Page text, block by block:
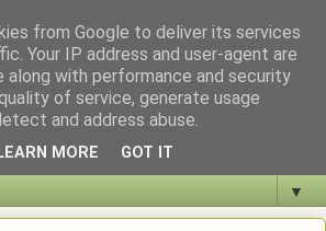
Blog
av alla de slag samt om vad som sker i
▼
from Google to deliver its services
Your IP address and user-agent are
along with performance and security
of service, generate usage
and address abuse.
LEARN MORE GOT IT